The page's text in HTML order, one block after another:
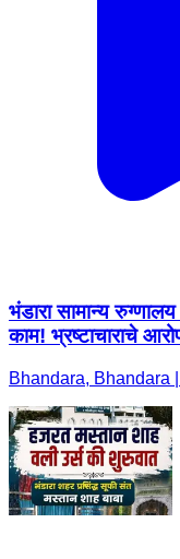
भंडारा सामान्य
काम! भ्रष्टाचाराचे
Bhandara, Bhandara